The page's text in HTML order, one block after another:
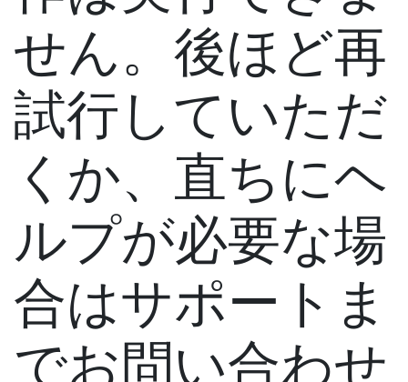
せん。後ほど再
試行していただ
くか、直ちにヘ
ルプが必要な場
合はサポートま
でお問い合わせ